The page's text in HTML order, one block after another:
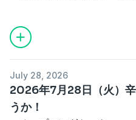
（電話つなぎ 熊本県在住
・4時台オープニングトーク
ズームＯＮ①『あさって
ジェンス研究者の茂田忠良
・5時台オープニングトーク
・ズームＯＮ②『ダスキン
July 28, 2026
2026年7月28日（火）
うか！